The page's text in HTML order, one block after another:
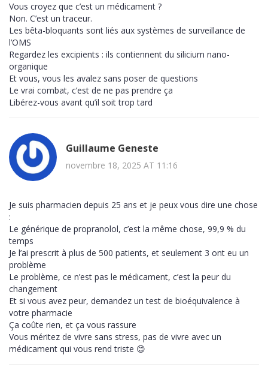
Vous croyez que c’est un médicament ?
Non. C’est un traceur.
Les bêta-bloquants sont liés aux systèmes de surveillance de
l’OMS
Regardez les excipients : ils contiennent du silicium nano-
organique
Et vous, vous les avalez sans poser de questions
Le vrai combat, c’est de ne pas prendre ça
Libérez-vous avant qu’il soit trop tard
Guillaume Geneste
novembre 18, 2025 AT 11:16
Je suis pharmacien depuis 25 ans et je peux vous dire une chose
:
Le générique de propranolol, c’est la même chose, 99,9 % du
temps
Je l’ai prescrit à plus de 500 patients, et seulement 3 ont eu un
problème
Le problème, ce n’est pas le médicament, c’est la peur du
changement
Et si vous avez peur, demandez un test de bioéquivalence à
votre pharmacie
Ça coûte rien, et ça vous rassure
Vous méritez de vivre sans stress, pas de vivre avec un
médicament qui vous rend triste 😊